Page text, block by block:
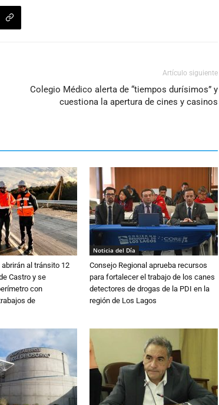
Artículo siguiente
Colegio Médico alerta de “tiempos durísimos” y
cuestiona la apertura de cines y casinos
al tránsito 12
Castro y se
con
de
Noticia del Día
Consejo Regional aprueba recursos
para fortalecer el trabajo de los canes
detectores de drogas de la PDI en la
región de Los Lagos